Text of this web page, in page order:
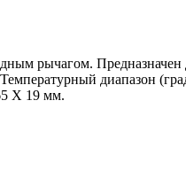
рычагом.
диапазон
Х 19 мм.